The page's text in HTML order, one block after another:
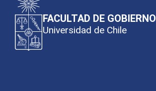
FACULTAD DE GOBIERNO
Universidad de Chile